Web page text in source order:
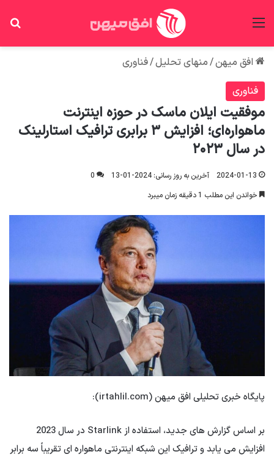
افق میهن/منهای تحلیل/فناوری
فناوری
موفقیت ایلان ماسک در حوزه اینترنت
ماهواره‌ای؛ افزایش ۳ برابری ترافیک استارلینک
در سال ۲۰۲۳
2024-01-13 آخرین به روز رسانی: 2024-01-13
0
خواندن این مطلب 1 دقیقه زمان میبرد
پایگاه خبری تحلیلی افق میهن (irtahlil.com):
بر اساس گزارش های جدید، استفاده از Starlink در سال 2023
افزایش می یابد و ترافیک این شبکه اینترنتی ماهواره ای تقریباً سه برابر